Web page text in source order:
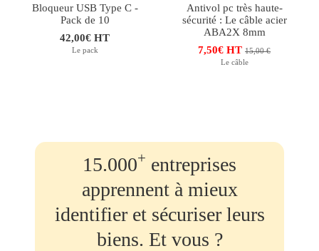
Bloqueur USB Type C -
Pack de 10
42,00€ HT
Le pack
Antivol pc très haute-
sécurité : Le câble acier
ABA2X 8mm
7,50€ HT 15,00 €
Le câble
15.000+ entreprises
apprennent à mieux
identifier et sécuriser leurs
biens. Et vous ?